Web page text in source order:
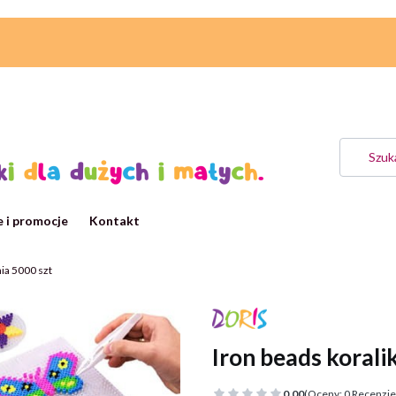
i promocje Kontakt
5000 szt
Iron beads
0.00(Oceny: 0